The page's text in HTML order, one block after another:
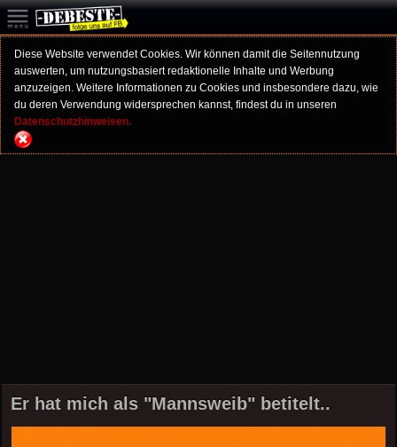
Diese Website verwendet Cookies. Wir können damit die Seitennutzung
auswerten, um nutzungsbasiert redaktionelle Inhalte und Werbung
anzuzeigen. Weitere Informationen zu Cookies und insbesondere dazu, wie
du deren Verwendung widersprechen kannst, findest du in unseren
Datenschutzhinweisen.
Er hat mich als "Mannsweib" betitelt..